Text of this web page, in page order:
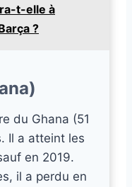
t-elle à
?
du Ghana (51
Il a atteint les
en 2019.
il a perdu en